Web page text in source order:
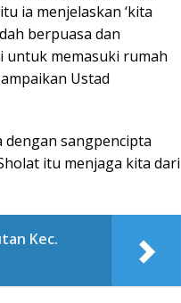
ia menjelaskan ‘kita
berpuasa dan
untuk memasuki rumah
Ustad
dengan sangpencipta
itu menjaga kita dari
Kec.